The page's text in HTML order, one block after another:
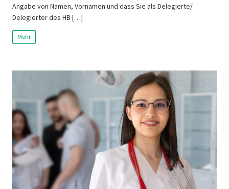
Angabe von Namen, Vornamen und dass Sie als Delegierte/
Delegierter des HB […]
Mehr